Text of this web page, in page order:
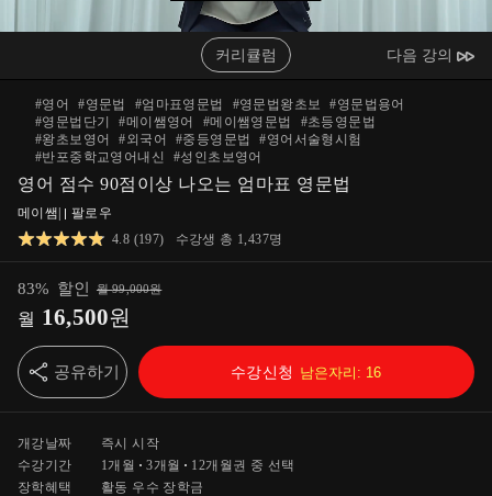
Video
커리큘럼 다음 강의
#영어 #영문법 #엄마표영문법 #영문법왕초보 #영문법용어
#영문법단기 #메이쌤영어 #메이쌤영문법 #초등영문법
#왕초보영어 #외국어 #중등영문법 #영어서술형시험
#반포중학교영어내신 #성인초보영어
영어 점수 90점이상 나오는 엄마표 영문법
메이쌤
팔로우
4.8 (197) 수강생 총 1,437명
83% 할인 월99,000원
월 16,500원
공유하기 수강신청 남은자리: 16
개강날짜
즉시 시작
수강기간
1개월 3개월 12개월 권 중 선택
장학혜택
활동 우수 장학금